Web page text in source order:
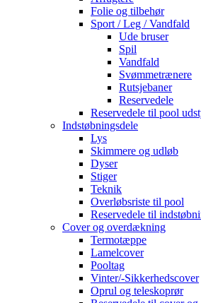
Folie og tilbehør
Sport / Leg / Vandfald
Ude bruser
Spil
Vandfald
Svømmetrænere
Rutsjebaner
Reservedele
Reservedele til pool
Indstøbningsdele
Lys
Skimmere og udløb
Dyser
Stiger
Teknik
Overløbsriste til pool
Reservedele til
Cover og overdækning
Termotæppe
Lamelcover
Pooltag
Vinter/-Sikkerhedscover
Oprul og teleskoprør